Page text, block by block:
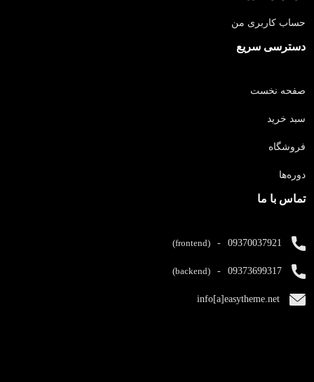
حساب کاربری من
دسترسی سریع
صفحه نخست
سبد خرید
فروشگاه
دوره‌ها
تماس با ما
09370037921
-
(frontend)
09373699317
-
(backend)
info[a]easytheme.net